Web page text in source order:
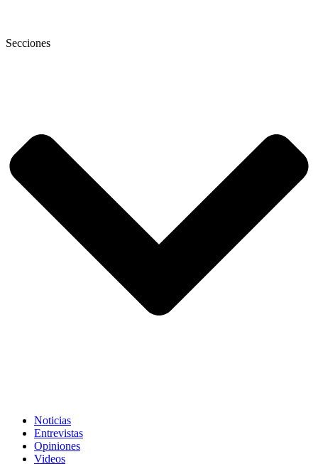
Secciones
Noticias
Entrevistas
Opiniones
Videos